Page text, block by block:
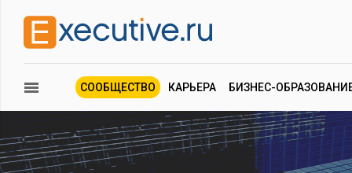
СООБЩЕСТВО КАРЬЕРА БИЗНЕС-